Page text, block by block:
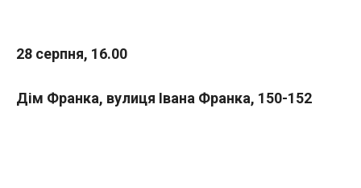
28 серпня, 16.00
Дім Франка, вулиця Івана Франка, 150-152